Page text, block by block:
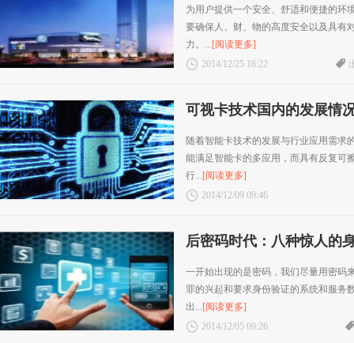
为用户提供一个安全、舒适和便捷的环
要确保人、财、物的高度安全以及具有
力。...[阅读更多]
2014/12/25 16:22
可视卡技术国内的发展情
随着智能卡技术的发展与行业应用需求
能满足智能卡的多应用，而具有反复可
行...[阅读更多]
2014/12/09 09:46
后密码时代：八种惊人的
一开始出现的是密码，我们尽量用密码
罪的兴起和要求身份验证的系统和服务
出...[阅读更多]
2014/12/05 09:26